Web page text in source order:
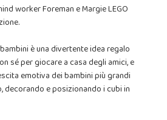
worker Foreman e Margie LEGO
è una divertente idea regalo
sé per giocare a casa degli amici, e
emotiva dei bambini più grandi
e posizionando i cubi in